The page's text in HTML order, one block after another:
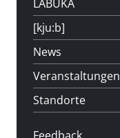
LABUKA
[kju:b]
News
Veranstaltungen
Standorte